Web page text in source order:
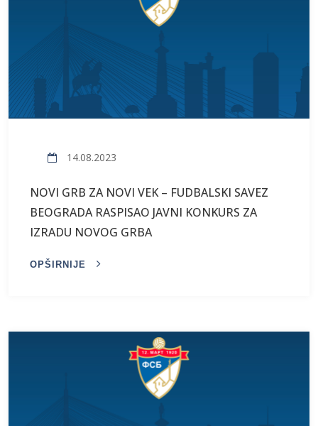
14.08.2023
NOVI GRB ZA NOVI VEK – FUDBALSKI SAVEZ
BEOGRADA RASPISAO JAVNI KONKURS ZA
IZRADU NOVOG GRBA
OPŠIRNIJE